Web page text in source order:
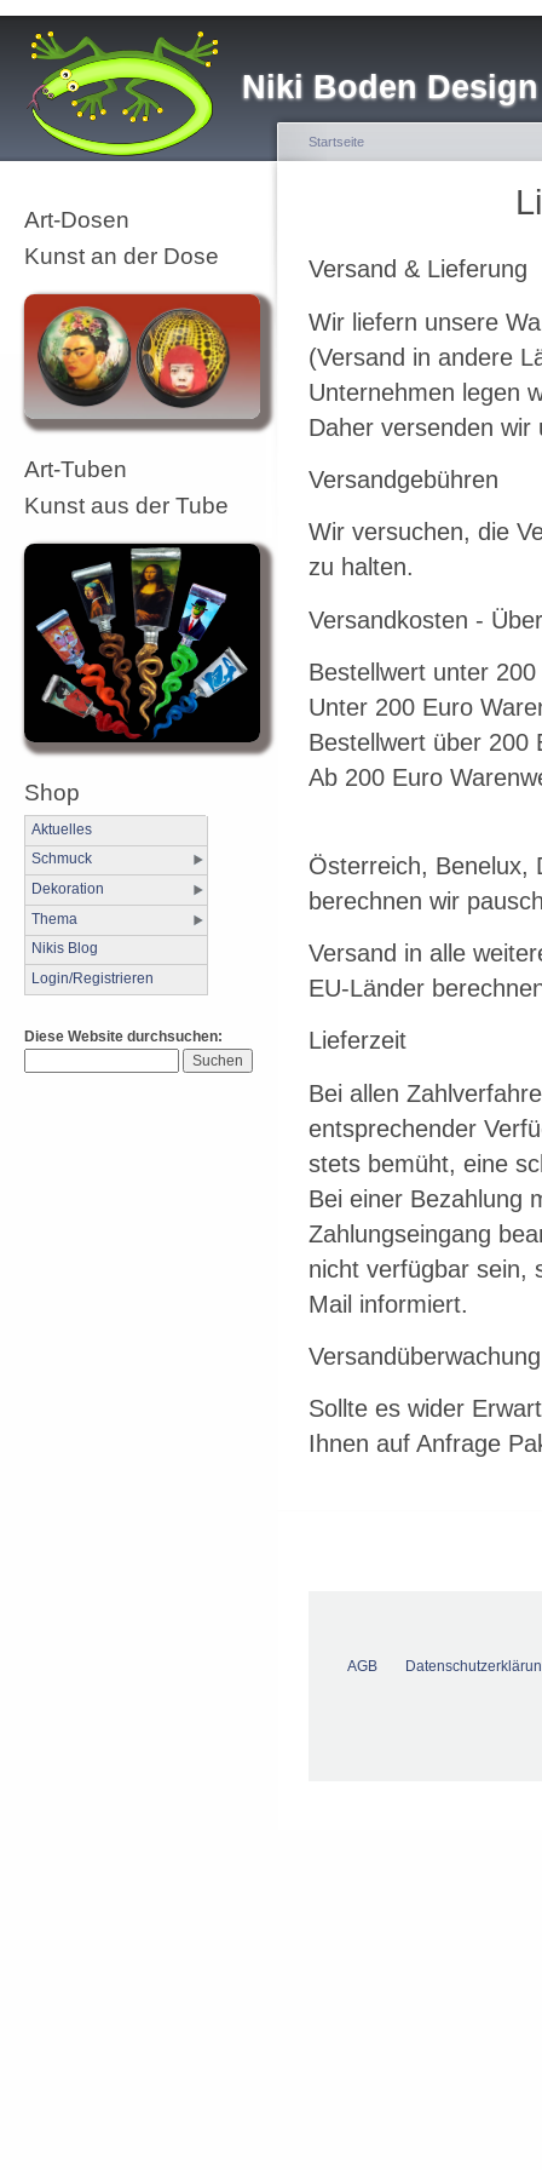
Niki Boden Design
Art-Dosen
Kunst an der Dose
Art-Tuben
Kunst aus der Tube
Shop
Aktuelles
Schmuck
Dekoration
Thema
Nikis Blog
Login/Registrieren
Diese Website durchsuchen:
Startseite
Versand & Lieferung
Wir liefern unsere
(Versand in andere
Unternehmen legen
Daher versenden
Versandgebühren
Wir versuchen, die
zu halten.
Versandkosten -
Bestellwert unter
Unter 200 Euro
Bestellwert über 200
Ab 200 Euro
Österreich, Benelux,
berechnen wir
Versand in alle
EU-Länder
Lieferzeit
Bei allen
entsprechender
stets bemüht, eine
Bei einer Bezahlung
Zahlungseingang
nicht verfügbar sein,
Mail informiert.
Versandüberwachung
Sollte es wider
Ihnen auf Anfrage
AGB